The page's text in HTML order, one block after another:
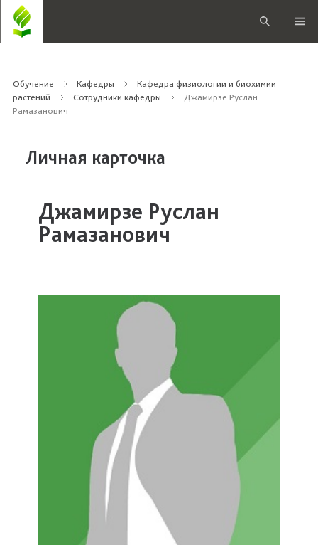
Обучение Кафедры
Кафедра физиологии и биохимии
растений
Сотрудники кафедры
Джамирзе Руслан
Рамазанович
Личная карточка
Джамирзе Руслан
Рамазанович